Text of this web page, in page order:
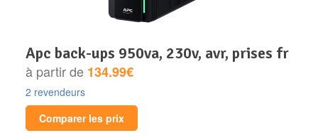
apc back-ups 950va, 230v, avr, prises fr
à partir de 134.99€
2 revendeurs
Comparer les prix